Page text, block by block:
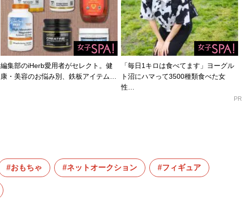
編集部のiHerb愛用者がセレクト。健
康・美容のお悩み別、鉄板アイテム…
「毎日1キロは食べてます」ヨーグル
ト沼にハマって3500種類食べた女
性…
PR
おもちゃ ネットオークション フィギュア